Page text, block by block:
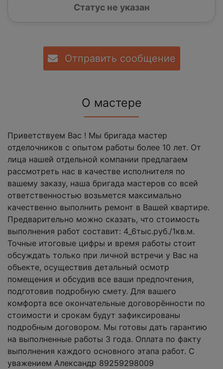
Статус не указан
Отправить сообщение
О мастере
Приветствуем Вас ! Мы бригада мастер
отделочников с опытом работы более 10 лет. От
лица нашей отдельной компании предлагаем
рассмотреть нас в качестве исполнителя по
вашему заказу, наша бригада мастеров со всей
ответственностью возьмется максимально
качественно выполнить ремонт в Вашей квартире.
Предварительно можно сказать, что стоимость
выполнения работ составит: 4_6тыс.руб./1кв.м.
Точные итоговые цифры и время работы стоит
обсуждать только при личной встречи у Вас на
объекте, осуществив детальный осмотр
помещения и обсудив все ваши предпочтения,
подготовив подробную смету. Для вашего
комфорта все окончательные договорённости по
стоимости и срокам будут зафиксированы
подробным договором. Мы готовы дать гарантию
на выполненные работы 3 года. Оплата по факту
выполнения каждого основного этапа работ. С
уважением Александр 89259298009